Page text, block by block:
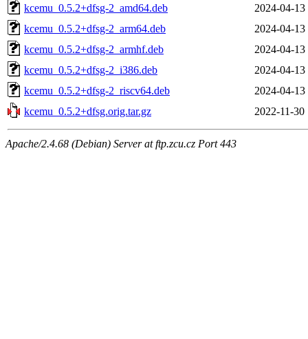
kcemu_0.5.2+dfsg-2_amd64.deb
2024-04-13
kcemu_0.5.2+dfsg-2_arm64.deb
2024-04-13
kcemu_0.5.2+dfsg-2_armhf.deb
2024-04-13
kcemu_0.5.2+dfsg-2_i386.deb
2024-04-13
kcemu_0.5.2+dfsg-2_riscv64.deb
2024-04-13
kcemu_0.5.2+dfsg.orig.tar.gz
2022-11-30
Apache/2.4.68 (Debian) Server at ftp.zcu.cz Port 443